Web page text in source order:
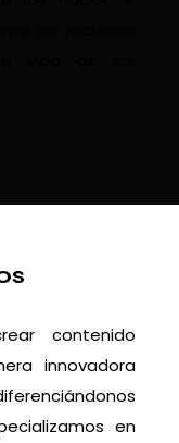
contenido
innovadora
en